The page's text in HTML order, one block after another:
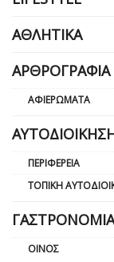
ΑΘΛΗΤΙΚΆ
ΑΡΘΡΟΓΡΑΦΊΑ
ΑΦΙΕΡΏΜΑΤΑ
ΠΕΡΙΦΈΡΕΙΑ
ΤΟΠΙΚΉ
ΓΑΣΤΡΟΝΟΜΊΑ
ΟΊΝΟΣ